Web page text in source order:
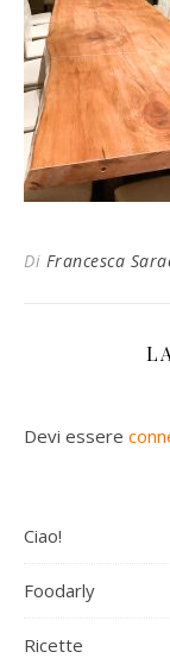
Di Francesca
Devi essere
Ciao!
Foodarly
Ricette